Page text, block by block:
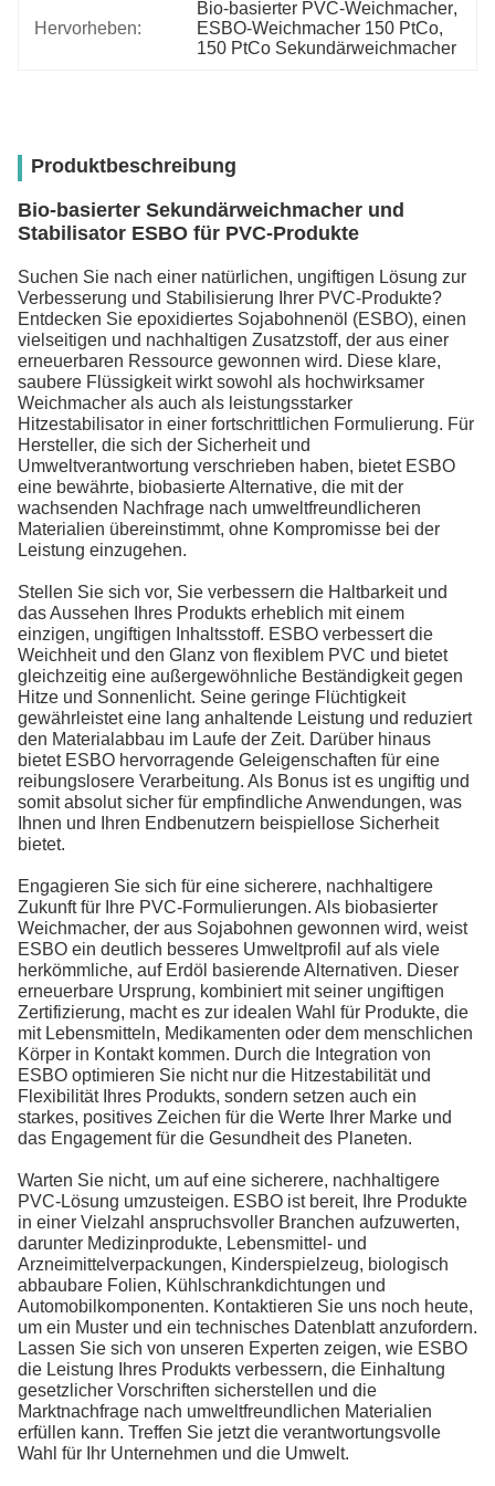
Hervorheben:
Bio-basierter PVC-Weichmacher
ESBO-Weichmacher 150 PtCo,
150 PtCo Sekundärweichmacher
Produktbeschreibung
Bio-basierter Sekundärweichmacher und
Stabilisator ESBO für PVC-Produkte
Suchen Sie nach einer natürlichen, ungiftigen Lösung zur
Verbesserung und Stabilisierung Ihrer PVC-Produkte?
Entdecken Sie epoxidiertes Sojabohnenöl (ESBO), einen
vielseitigen und nachhaltigen Zusatzstoff, der aus einer
erneuerbaren Ressource gewonnen wird. Diese klare,
saubere Flüssigkeit wirkt sowohl als hochwirksamer
Weichmacher als auch als leistungsstarker
Hitzestabilisator in einer fortschrittlichen Formulierung. Für
Hersteller, die sich der Sicherheit und
Umweltverantwortung verschrieben haben, bietet ESBO
eine bewährte, biobasierte Alternative, die mit der
wachsenden Nachfrage nach umweltfreundlicheren
Materialien übereinstimmt, ohne Kompromisse bei der
Leistung einzugehen.
Stellen Sie sich vor, Sie verbessern die Haltbarkeit und
das Aussehen Ihres Produkts erheblich mit einem
einzigen, ungiftigen Inhaltsstoff. ESBO verbessert die
Weichheit und den Glanz von flexiblem PVC und bietet
gleichzeitig eine außergewöhnliche Beständigkeit gegen
Hitze und Sonnenlicht. Seine geringe Flüchtigkeit
gewährleistet eine lang anhaltende Leistung und reduziert
den Materialabbau im Laufe der Zeit. Darüber hinaus
bietet ESBO hervorragende Geleigenschaften für eine
reibungslosere Verarbeitung. Als Bonus ist es ungiftig und
somit absolut sicher für empfindliche Anwendungen, was
Ihnen und Ihren Endbenutzern beispiellose Sicherheit
bietet.
Engagieren Sie sich für eine sicherere, nachhaltigere
Zukunft für Ihre PVC-Formulierungen. Als biobasierter
Weichmacher, der aus Sojabohnen gewonnen wird, weist
ESBO ein deutlich besseres Umweltprofil auf als viele
herkömmliche, auf Erdöl basierende Alternativen. Dieser
erneuerbare Ursprung, kombiniert mit seiner ungiftigen
Zertifizierung, macht es zur idealen Wahl für Produkte, die
mit Lebensmitteln, Medikamenten oder dem menschlichen
Körper in Kontakt kommen. Durch die Integration von
ESBO optimieren Sie nicht nur die Hitzestabilität und
Flexibilität Ihres Produkts, sondern setzen auch ein
starkes, positives Zeichen für die Werte Ihrer Marke und
das Engagement für die Gesundheit des Planeten.
Warten Sie nicht, um auf eine sicherere, nachhaltigere
PVC-Lösung umzusteigen. ESBO ist bereit, Ihre Produkte
in einer Vielzahl anspruchsvoller Branchen aufzuwerten,
darunter Medizinprodukte, Lebensmittel- und
Arzneimittelverpackungen, Kinderspielzeug, biologisch
abbaubare Folien, Kühlschrankdichtungen und
Automobilkomponenten. Kontaktieren Sie uns noch heute,
um ein Muster und ein technisches Datenblatt anzufordern.
Lassen Sie sich von unseren Experten zeigen, wie ESBO
die Leistung Ihres Produkts verbessern, die Einhaltung
gesetzlicher Vorschriften sicherstellen und die
Marktnachfrage nach umweltfreundlichen Materialien
erfüllen kann. Treffen Sie jetzt die verantwortungsvolle
Wahl für Ihr Unternehmen und die Umwelt.